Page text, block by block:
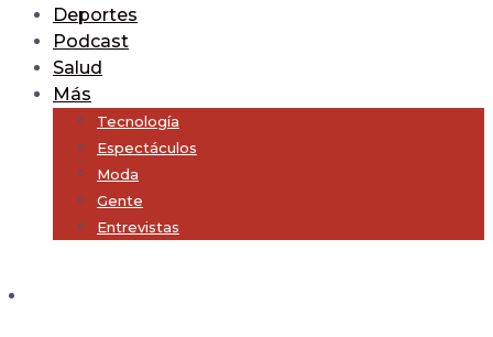
Deportes
Podcast
Salud
Más
Tecnología
Espectáculos
Moda
Gente
Entrevistas